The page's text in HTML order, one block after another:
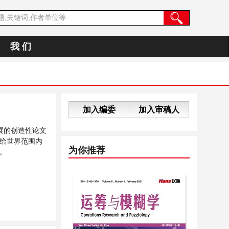
我 们
的创造性论文
世界范围内
加入编委 加入审稿人
为你推荐